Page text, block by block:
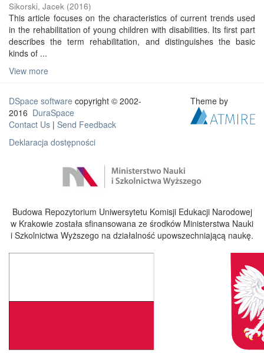
Sikorski, Jacek (2016)
This article focuses on the characteristics of current trends used
in the rehabilitation of young children with disabilities. Its first part
describes the term rehabilitation, and distinguishes the basic
kinds of ...
View more
DSpace software copyright © 2002-
2016 DuraSpace
Contact Us | Send Feedback
Deklaracja dostępności
Theme by
Budowa Repozytorium Uniwersytetu Komisji Edukacji Narodowej
w Krakowie została sfinansowana ze środków Ministerstwa Nauki
i Szkolnictwa Wyższego na działalność upowszechniającą naukę.